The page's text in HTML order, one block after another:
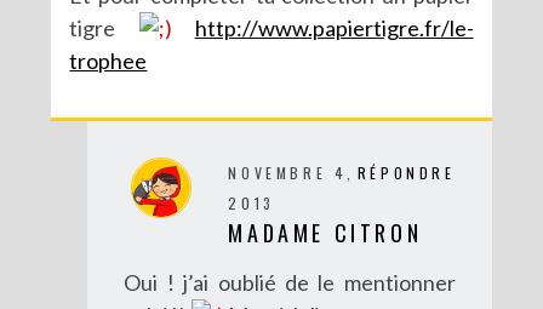
DIY : POTS À SUCCULENTES FURIEUSEMENT MARBRÉS (BATTLE #17)
tigre
http://www.papiertigre.fr/le-
trophee
RÉPONDRE
NOVEMBRE 4,
2013
MADAME CITRON
Oui ! j’ai oublié de le mentionner